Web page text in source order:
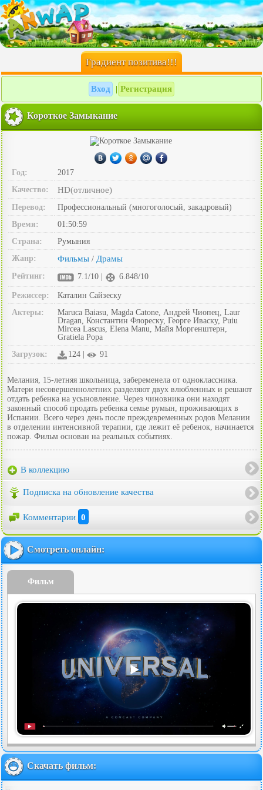
Градиент позитива!!!
Вход Регистрация
Короткое Замыкание
Год:
2017
Качество:
HD(отличное)
Перевод:
Профессиональный (многоголосый, закадровый)
Время:
01:50:59
Страна:
Румыния
Жанр:
Фильмы / Драмы
Рейтинг: 7.1/10 | 6.848/10
Режиссер:
Каталин Сайзеску
Актеры:
Maruca Baiasu, Magda Catone, Андрей Чиопец, Laur
Dragan, Константин Флореску, Георге Иваску, Puiu
Mircea Lascus, Elena Manu, Майя Моргенштерн,
Gratiela Popa
Загрузок:
124 | 91
Мелания, 15-летняя школьница, забеременела от одноклассника.
Матери несовершеннолетних разделяют двух влюбленных и решают
отдать ребенка на усыновление. Через чиновника они находят
законный способ продать ребенка семье румын, проживающих в
Испании. Всего через день после преждевременных родов Мелании
в отделении интенсивной терапии, где лежит её ребенок, начинается
пожар. Фильм основан на реальных событиях.
В коллекцию
Подписка на обновление качества
Комментарии 0
Смотреть онлайн:
Фильм
Скачать фильм: